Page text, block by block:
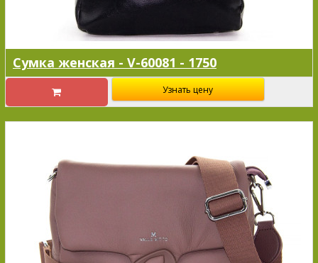
Сумка женская - V-60081 - 1750
Узнать цену